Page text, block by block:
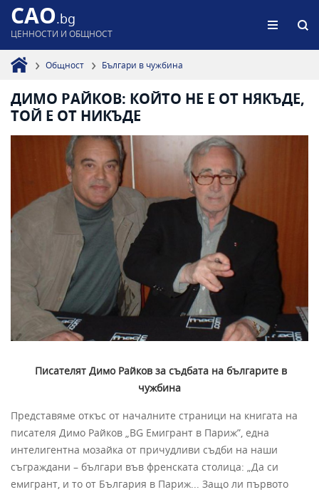
CAO.bg
ЦЕННОСТИ И ОБЩНОСТ
Общност Българи в чужбина
ДИМО РАЙКОВ: КОЙТО НЕ Е ОТ НЯКЪДЕ,
ТОЙ Е ОТ НИКЪДЕ
Писателят Димо Райков за съдбата на българите в
чужбина
Представяме откъс от началните страници на книгата на
писателя Димо Райков „BG Емигрант в Париж”, една
интелигентна мозайка от причудливи съдби на наши
съграждани – българи във френската столица: „Да си
емигрант, и то от България в Париж... Защо ли първото